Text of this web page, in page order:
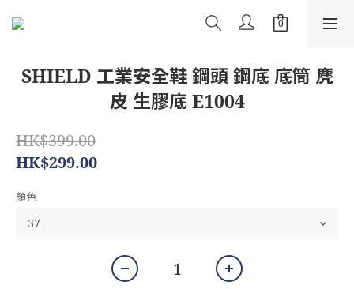
SHIELD 工業安全鞋 鋼頭 鋼底 底筒 麂
皮 生膠底 E1004
HK$399.00
HK$299.00
顏色